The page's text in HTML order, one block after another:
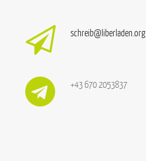
schreib@liberladen.org
+43 670 2053837